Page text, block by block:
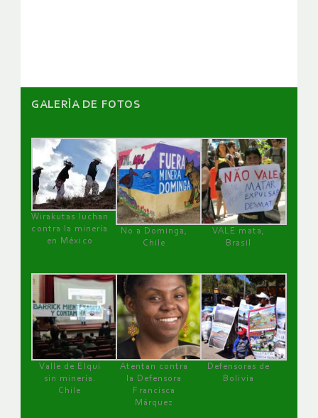
GALERÌA DE FOTOS
Wirakutas luchan
contra la minería
en México
No a Dominga,
Chile
VALE mata,
Brasil
Valle de Elqui
sin minería.
Chile
Atentan contra
la Defensora
Francisca
Márquez
Defensoras de
Bolivia